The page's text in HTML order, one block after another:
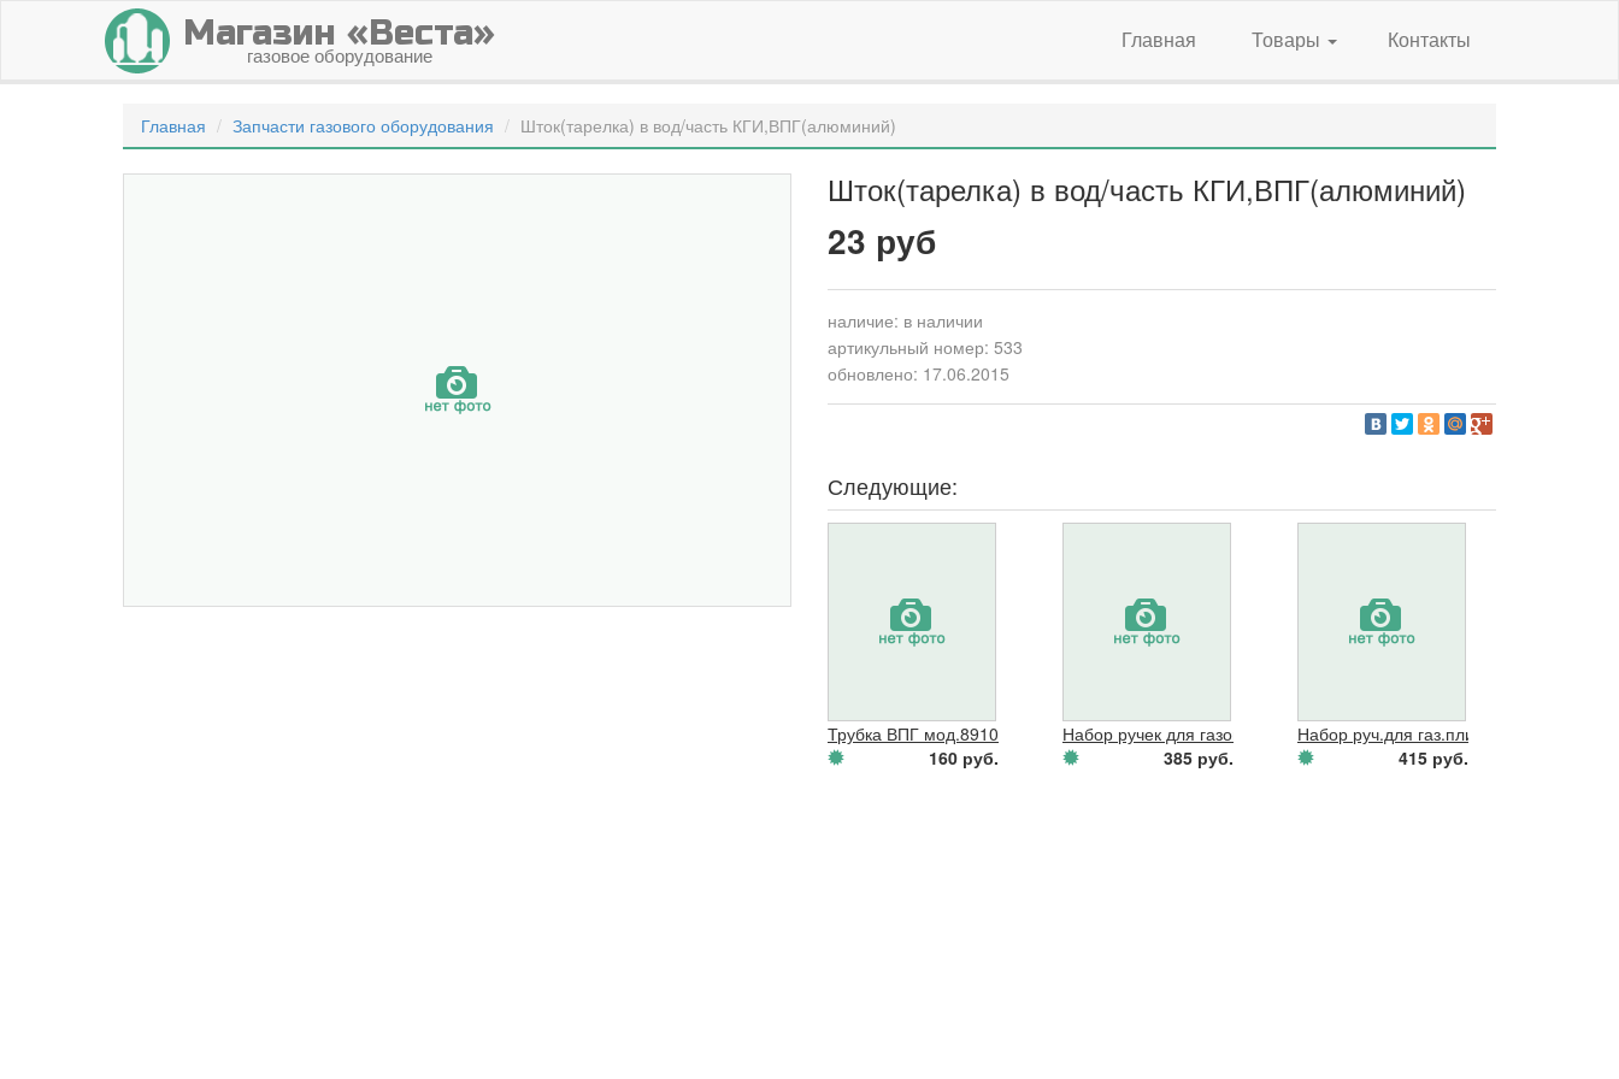
Магазин «Веста»
газовое оборудование
Главная Товары Контакты
Главная Запчасти газового оборудования Шток(тарелка) в вод/часть КГИ,ВПГ(алюминий)
Шток(тарелка) в вод/часть КГИ,ВПГ(алюминий)
23 руб
наличие: в наличии
артикульный номер: 533
обновлено: 17.06.2015
Следующие:
Трубка ВПГ мод.8910-12 от вод.части к теплообмен.
160 руб.
Набор ручек для газов.плиты Гефест 1200,3200(белые
385 руб.
Набор руч.для газ.плиты Гефест
415 руб.